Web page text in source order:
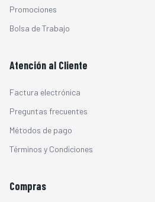
Promociones
Bolsa de Trabajo
Atención al Cliente
Factura electrónica
Preguntas frecuentes
Métodos de pago
Términos y Condiciones
Compras